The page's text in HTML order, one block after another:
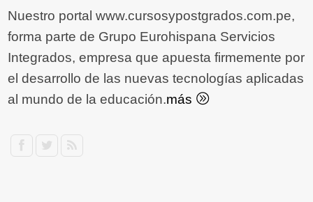
Nuestro portal www.cursosypostgrados.com.pe,
forma parte de Grupo Eurohispana Servicios
Integrados, empresa que apuesta firmemente por
el desarrollo de las nuevas tecnologías aplicadas
al mundo de la educación.más